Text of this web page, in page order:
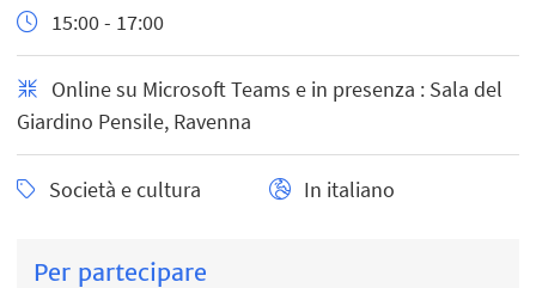
15:00 - 17:00
Online su Microsoft Teams e in presenza : Sala del
Giardino Pensile, Ravenna
Società e cultura In italiano
Per partecipare